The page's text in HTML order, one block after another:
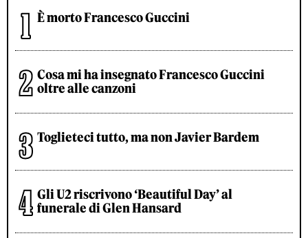
È morto Francesco Guccini
Cosa mi ha insegnato Francesco Guccini
oltre alle canzoni
Toglieteci tutto, ma non Javier Bardem
Gli U2 riscrivono ‘Beautiful Day’ al
funerale di Glen Hansard